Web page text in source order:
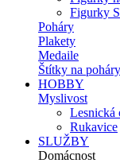
Figurky
Poháry
Plakety
Medaile
Štítky na poháry
HOBBY
Myslivost
Lesnická
Rukavice
SLUŽBY
Domácnost